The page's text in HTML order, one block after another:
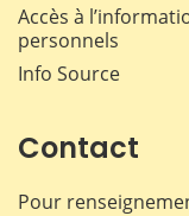
Accès à
personnels
Info Source
Contact
Pour